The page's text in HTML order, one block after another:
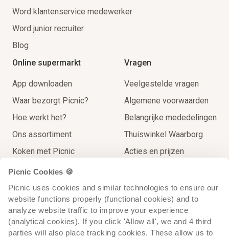
Picnic Cookies 🍪
Picnic uses cookies and similar technologies to ensure our
website functions properly (functional cookies) and to
analyze website traffic to improve your experience
(analytical cookies). If you click 'Allow all', we and 4 third
parties will also place tracking cookies. These allow us to
Word klantenservice medewerker
Word junior recruiter
Blog
Online supermarkt
App downloaden
Waar bezorgt Picnic?
Hoe werkt het?
Ons assortiment
Koken met Picnic
Thuisbezorgingen
Extra Service
Op reis voor de lokale prijs
Recycling
Vragen
Veelgestelde vragen
Algemene voorwaarden
Belangrijke mededelingen
Thuiswinkel Waarborg
Acties en prijzen